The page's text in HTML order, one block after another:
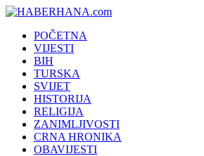
POČETNA
VIJESTI
BIH
TURSKA
SVIJET
HISTORIJA
RELIGIJA
ZANIMLJIVOSTI
CRNA HRONIKA
OBAVIJESTI